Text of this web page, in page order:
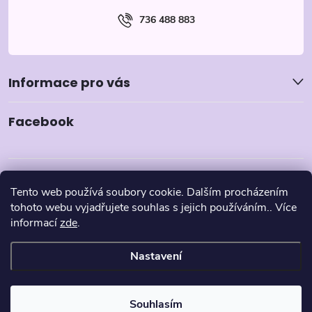
Tento web používá soubory cookie. Dalším procházením
tohoto webu vyjadřujete souhlas s jejich používáním.. Více
informacízde.
Nastavení
Souhlasím
736 488 883
Informace pro vás
Facebook
Copyright 2026Pyzamka.cz. Všechna práva vyhrazena.